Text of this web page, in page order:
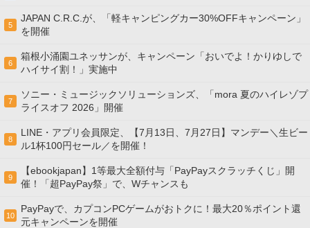
5
JAPAN C.R.C.が、「軽キャンピングカー30%OFFキャンペーン」
を開催
6
箱根小涌園ユネッサンが、キャンペーン「おいでよ！かりゆしで
ハイサイ割！」実施中
7
ソニー・ミュージックソリューションズ、「mora 夏のハイレゾプ
ライスオフ 2026」開催
8
LINE・アプリ会員限定、【7月13日、7月27日】マンデー＼生ビー
ル1杯100円セール／を開催！
9
【ebookjapan】1等最大全額付与「PayPayスクラッチくじ」開
催！「超PayPay祭」で、Wチャンスも
10
PayPayで、カプコンPCゲームがおトクに！最大20％ポイント還
元キャンペーンを開催